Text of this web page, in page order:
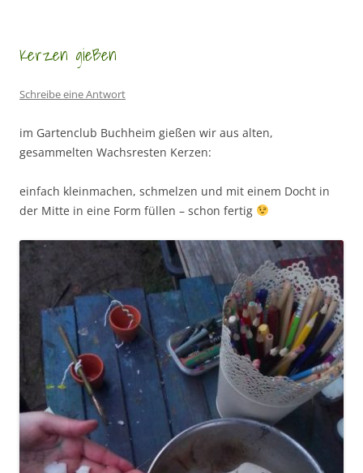
Kerzen gießen
Schreibe eine Antwort
im Gartenclub Buchheim gießen wir aus alten,
gesammelten Wachsresten Kerzen:
einfach kleinmachen, schmelzen und mit einem Docht in
der Mitte in eine Form füllen – schon fertig